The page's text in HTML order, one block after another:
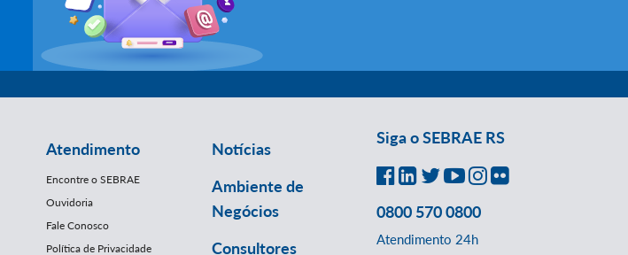
Atendimento
Encontre o SEBRAE
Ouvidoria
Fale Conosco
Política de Privacidade
Notícias
Ambiente de
Negócios
Consultores
Siga o SEBRAE RS
0800 570 0800
Atendimento 24h